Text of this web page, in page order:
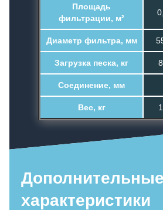
Площадь
фильтрации, м²
Диаметр фильтра, мм
Загрузка песка, кг
Соединение, мм
Вес, кг
Дополнительные
характеристики